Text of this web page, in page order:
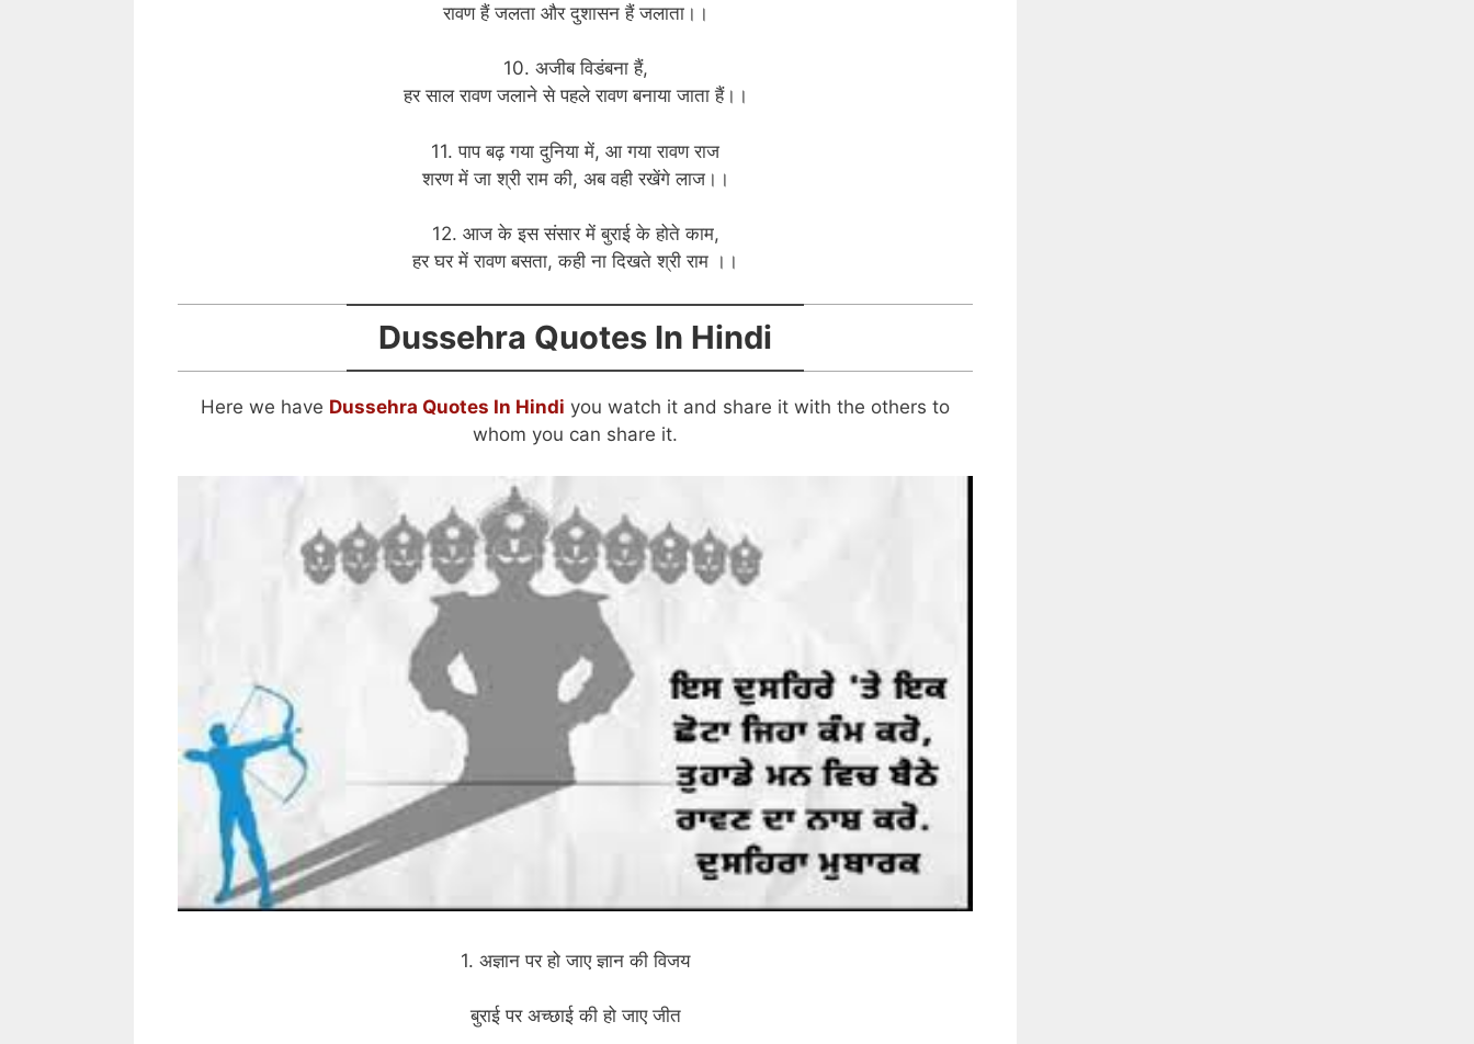
रावण हैं जलता और दुशासन हैं जलाता।।
10. अजीब विडंबना हैं,
हर साल रावण जलाने से पहले रावण बनाया जाता हैं।।
11. पाप बढ़ गया दुनिया में, आ गया रावण राज
शरण में जा श्री राम की, अब वही रखेंगे लाज।।
12. आज के इस संसार में बुराई के होते काम,
हर घर में रावण बसता, कही ना दिखते श्री राम ।।
Dussehra Quotes In Hindi
Here we have Dussehra Quotes In Hindi you watch it and share it with the others to
whom you can share it.
1. अज्ञान पर हो जाए ज्ञान की विजय
बुराई पर अच्छाई की हो जाए जीत